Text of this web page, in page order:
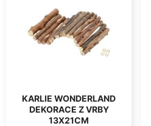
KARLIE WONDERLAND
DEKORACE Z VRBY
13X21CM